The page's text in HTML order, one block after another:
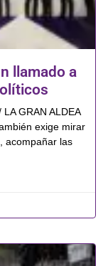
llamado a
GRAN ALDEA
exige mirar
acompañar las